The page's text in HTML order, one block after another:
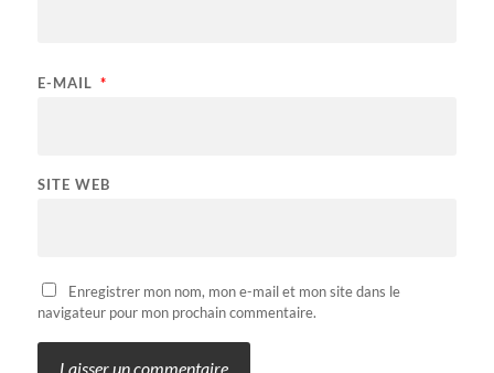
E-MAIL *
SITE WEB
Enregistrer mon nom, mon e-mail et mon site dans le
navigateur pour mon prochain commentaire.